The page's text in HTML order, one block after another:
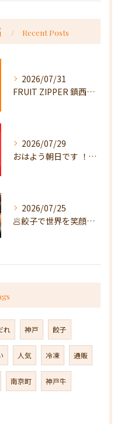
Recent Posts
2026/07/31
FRUIT ZIPPER 鎮西寿々歌様が！
2026/07/29
おはよう朝日です ！で放送
2026/07/25
🥟餃子で世界を笑顔に🥟
れ 神戸 餃子
人気 冷凍 通販
南京町 神戸牛